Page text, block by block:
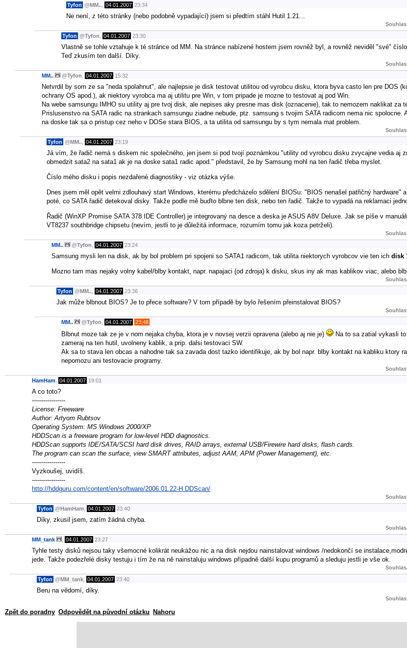
Tyfon @MM.. 04.01.2007 23:34
Ne není, z této stránky (nebo podobně vypadající) jsem si předtím stáhl Hutil 1.21...
Tyfon @Tyfon 04.01.2007 23:30
Vlastně se tohle vztahuje k té stránce od MM. Na stránce nabízené hostem jsem rovněž byl, a rovněž neviděl "své"
Teď zkusím ten další. Díky.
MM.. @Tyfon 04.01.2007 15:32
Netvrdil by som ze sa "neda spolahnut", ale najlepsie je disk testovat utilitou od vyrobcu disku, ktora byva casto len pre DOS
ochrany OS apod.), ak niektory vyrobca ma aj utilitu pre Win, v tom pripade je mozne to testovat aj pod Win.
Na webe samsungu IMHO su utility aj pre tvoj disk, ale nepises aky presne mas disk (oznacenie), tak to nemozem naklikat za
Prislusenstvo na SATA radic na strankach samsungu ziadne nebude, ptz. samsung s tvojim SATA radicom nema nic spolocne.
na doske tak sa o pristup cez neho v DOSe stara BIOS, a ta utilita od samsungu by s tym nemala mat problem.
Tyfon @MM.. 04.01.2007 23:19
Já vím, že řadič nemá s diskem nic společného, jen jsem si pod tvojí poznámkou "utility od vyrobcu disku zvycajne vedia aj
obmedzit sata2 na sata1 ak je na doske sata1 radic apod." představil, že by Samsung mohl na ten řadič třeba myslet.
Číslo mého disku i popis nezdařené diagnostiky - viz otázka výše.
Dnes jsem měl opět velmi zdlouhavý start Windows, kterému předcházelo sdělení BIOSu: "BIOS nenašel patřičný hardware"
poté, co SATA řadič detekoval disky. Takže podle mě buďto blbne ten disk, nebo ten řadič. Takže to vypadá na reklamaci
Řadič (WinXP Promise SATA 378 IDE Controller) je integrovaný na desce a deska je ASUS A8V Deluxe. Jak se píše v
VT8237 southbridge chipsetu (nevím, jestli to je důležitá informace, rozumím tomu jak koza petrželi).
MM.. @Tyfon 04.01.2007 23:24
Samsung mysli len na disk, ak by bol problem pri spojeni so SATA1 radicom, tak utilita niektorych vyrobcov vie ten ich disk
Mozno tam mas nejaky volny kabel/blby kontakt, napr. napajaci (od zdroja) k disku, skus iny ak mas kablikov viac, alebo
Tyfon @MM.. 04.01.2007 23:36
Jak může blbnout BIOS? Je to přece software? V tom případě by bylo řešením přeinstalovat BIOS?
MM.. @Tyfon 04.01.2007 23:48
Blbnut moze tak ze je v nom nejaka chyba, ktora je v novsej verzii opravena (alebo aj nie je)
Na to sa zatial vykasli
zameraj na ten hutil, uvolneny kablik, a prip. dalsi testovaci SW.
Ak sa to stava len obcas a nahodne tak sa zavada dost tazko identifikuje, ak by bol napr. blby kontakt na kabliku ktory
nepomozu ani testovacie programy.
HamHam 04.01.2007 19:01
A co toto?
-----------------
License: Freeware
Author: Artyom Rubtsov
Operating System: MS Windows 2000/XP
HDDScan is a freeware program for low-level HDD diagnostics.
HDDScan supports IDE/SATA/SCSI hard disk drives, RAID arrays, external USB/Firewire hard disks, flash cards.
The program can scan the surface, view SMART attributes, adjust AAM, APM (Power Management), etc.
-----------------
Vyzkoušej, uvidíš.
-----------------
http://hddguru.com/content/en/software/2006.01.22-H DDScan/
Tyfon @HamHam 04.01.2007 23:40
Díky, zkusil jsem, zatím žádná chyba.
MM_tank 04.01.2007 23:27
Tyhle testy disků nejsou taky všemocné kolikrát neukážou nic a na disk nejdou nainstalovat windows /nedokončí se
jede. Takže podezřelé disky testuju i tím že na ně nainstaluju windows případně další kupu programů a sleduju jestli je vše ok.
Tyfon @MM_tank 04.01.2007 23:40
Beru na vědomí, díky.
Zpět do poradny Odpovědět na původní otázku Nahoru